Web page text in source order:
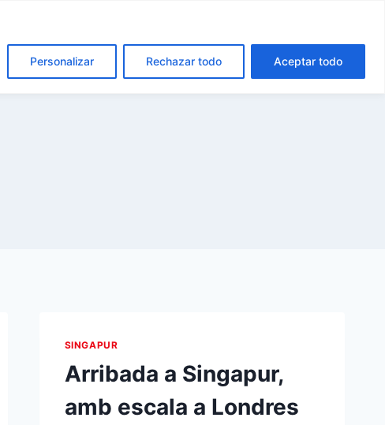
Personalizar Rechazar todo Aceptar todo
Contacta Español Català
SINGAPUR
Arribada a Singapur,
amb escala a Londres